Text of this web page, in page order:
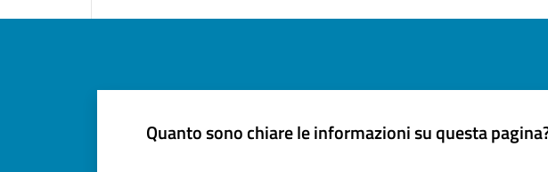
Quanto sono chiare le informazioni su questa